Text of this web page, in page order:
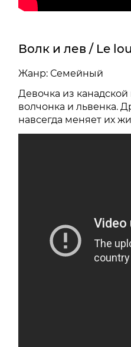
Волк и лев / Le
Жанр: Семейный
Девочка из канадской
волчонка и львенка.
навсегда меняет их